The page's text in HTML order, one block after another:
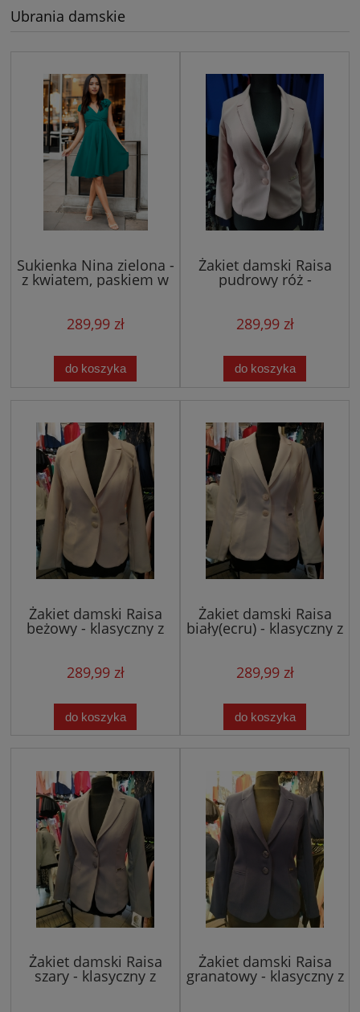
Ubrania damskie
Sukienka Nina zielona -
z kwiatem, paskiem w
talii i kopertowym
289,99 zł
do koszyka
Żakiet damski Raisa
pudrowy róż -
klasyczny z klapami w
289,99 zł
do koszyka
Żakiet damski Raisa
beżowy - klasyczny z
klapami w szpic
289,99 zł
do koszyka
Żakiet damski Raisa
biały(ecru) - klasyczny z
klapami w szpic
289,99 zł
do koszyka
Żakiet damski Raisa
szary - klasyczny z
klapami w szpic
Żakiet damski Raisa
granatowy - klasyczny z
klapami w szpic